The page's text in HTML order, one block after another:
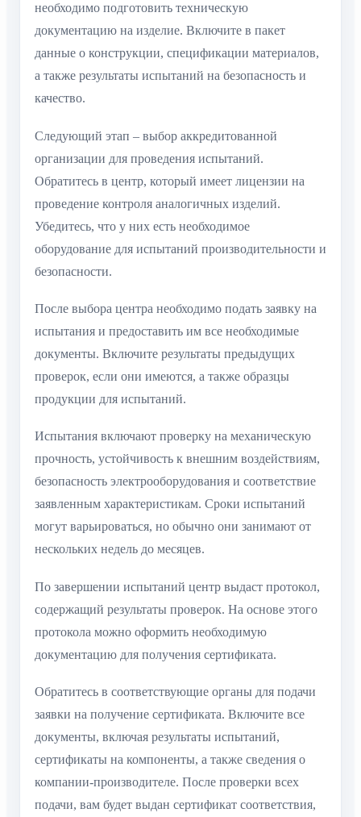
необходимо подготовить техническую
документацию на изделие. Включите в пакет
данные о конструкции, спецификации материалов,
а также результаты испытаний на безопасность и
качество.
Следующий этап – выбор аккредитованной
организации для проведения испытаний.
Обратитесь в центр, который имеет лицензии на
проведение контроля аналогичных изделий.
Убедитесь, что у них есть необходимое
оборудование для испытаний производительности и
безопасности.
После выбора центра необходимо подать заявку на
испытания и предоставить им все необходимые
документы. Включите результаты предыдущих
проверок, если они имеются, а также образцы
продукции для испытаний.
Испытания включают проверку на механическую
прочность, устойчивость к внешним воздействиям,
безопасность электрооборудования и соответствие
заявленным характеристикам. Сроки испытаний
могут варьироваться, но обычно они занимают от
нескольких недель до месяцев.
По завершении испытаний центр выдаст протокол,
содержащий результаты проверок. На основе этого
протокола можно оформить необходимую
документацию для получения сертификата.
Обратитесь в соответствующие органы для подачи
заявки на получение сертификата. Включите все
документы, включая результаты испытаний,
сертификаты на компоненты, а также сведения о
компании-производителе. После проверки всех
подачи, вам будет выдан сертификат соответствия,